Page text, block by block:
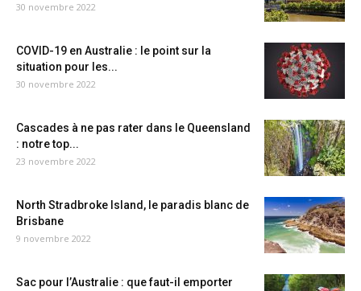
30 novembre 2022
COVID-19 en Australie : le point sur la
situation pour les...
30 novembre 2022
Cascades à ne pas rater dans le Queensland
: notre top...
23 novembre 2022
North Stradbroke Island, le paradis blanc de
Brisbane
9 novembre 2022
Sac pour l’Australie : que faut-il emporter